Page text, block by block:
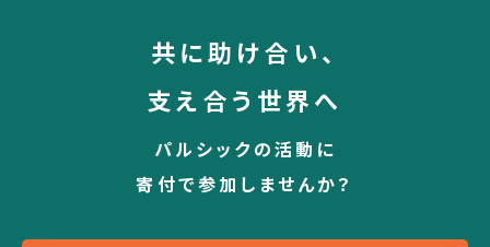
共に助け合い、
支え合う世界へ
パルシックの活動に
寄付で参加しませんか？